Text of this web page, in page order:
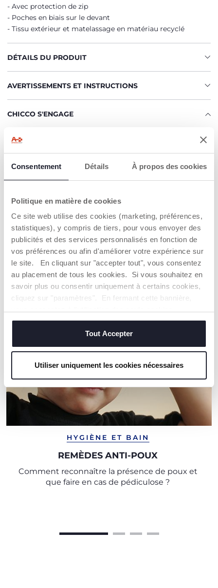
Consentement Détails À propos des cookies
Politique en matière de cookies
Ce site web utilise des cookies (marketing, préférences,
statistiques), y compris de tiers, pour vous envoyer des
publicités et des services personnalisés en fonction de
vos préférences ou afin d'améliorer votre expérience sur
le site. En cliquant sur "accepter tout", vous consentez
au placement de tous les cookies. Si vous souhaitez en
savoir plus ou consentir uniquement à certains cookies,
cliquez sur "paramètres". En fermant cette bannière,
techniques, qui sont essentiels au service demandé.
Tout Accepter
Utiliser uniquement les cookies nécessaires
Avec protection de zip
Poches en biais sur le devant
Tissu extérieur et matelassage en matériau recyclé
DÉTAILS DU PRODUIT
AVERTISSEMENTS ET INSTRUCTIONS
CHICCO S'ENGAGE
Parmi les différentes propositions : matériaux recyclés et
vêtements d'extérieur en polyester recyclé
Fibres synthétiques issues du recyclage avant ou après
consommation, d'une grande solidité et d'une grande
polyvalence
Trouver un Revendeur
NOS RECOMMANDATIONS
HYGIÈNE ET BAIN
REMÈDES ANTI-POUX
Comment reconnaître la présence de poux et
que faire en cas de pédiculose ?